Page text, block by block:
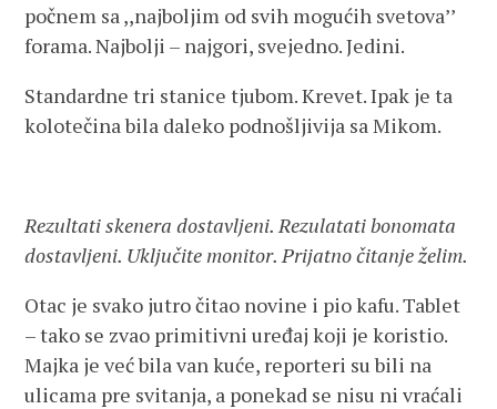
počnem sa ,,najboljim od svih mogućih svetova’’
forama. Najbolji – najgori, svejedno. Jedini.
Standardne tri stanice tjubom. Krevet. Ipak je ta
kolotečina bila daleko podnošljivija sa Mikom.
Rezultati skenera dostavljeni. Rezulatati bonomata
dostavljeni. Uključite monitor. Prijatno čitanje želim.
Otac je svako jutro čitao novine i pio kafu. Tablet
– tako se zvao primitivni uređaj koji je koristio.
Majka je već bila van kuće, reporteri su bili na
ulicama pre svitanja, a ponekad se nisu ni vraćali